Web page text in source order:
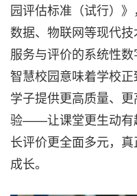
园评估标准（试行）
数据、物联网等现代技
服务与评价的系统性
智慧校园意味着学校
学子提供更高质量、
验——让课堂更生动有
长评价更全面多元，
成长。